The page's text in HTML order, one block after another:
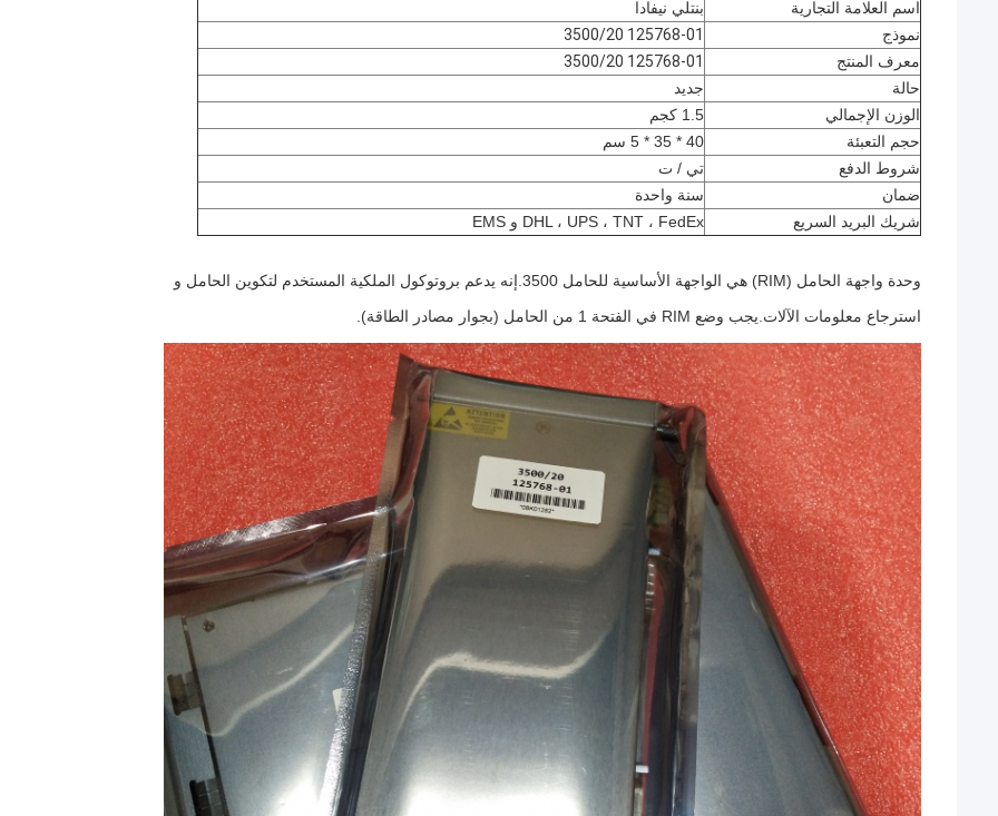
اسم العلامة التجارية
بنتلي نيفادا
نموذج
125768-01 3500/20
معرف المنتج
125768-01 3500/20
حالة
جديد
الوزن الإجمالي
1.5 كجم
حجم التعبئة
40 * 35 * 5 سم
شروط الدفع
تي / ت
ضمان
سنة واحدة
شريك البريد السريع
DHL ، UPS ، TNT ، FedEx و EMS
وحدة واجهة الحامل (RIM) هي الواجهة الأساسية للحامل 3500.إنه يدعم بروتوكول الملكية المستخدم لتكوين الحامل و
استرجاع معلومات الآلات.يجب وضع RIM في الفتحة 1 من الحامل (بجوار مصادر الطاقة).